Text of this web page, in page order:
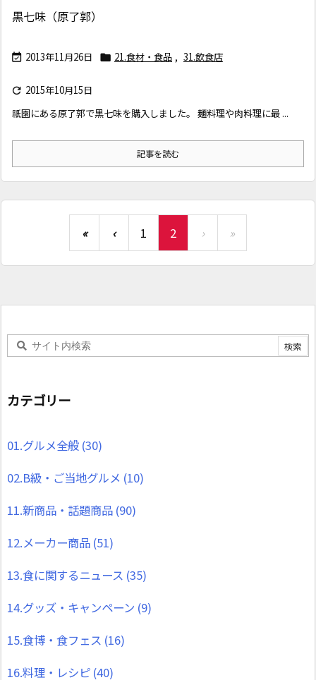
黒七味（原了郭）
 2013年11月26日  21.食材・食品 , 31.飲食店
 2015年10月15日
祇園にある原了郭で黒七味を購入しました。 麺料理や肉料理に最 ...
記事を読む
« ‹ 1 2 › »
カテゴリー
01.グルメ全般 (30)
02.B級・ご当地グルメ (10)
11.新商品・話題商品 (90)
12.メーカー商品 (51)
13.食に関するニュース (35)
14.グッズ・キャンペーン (9)
15.食博・食フェス (16)
16.料理・レシピ (40)